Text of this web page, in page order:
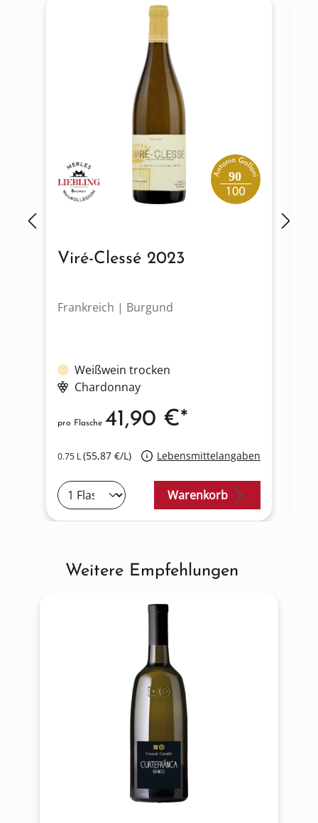
90
Viré-Clessé 2023
Frankreich | Burgund
Weißwein trocken
Chardonnay
0.75 L(55,87 €/L) Lebensmittelangaben
pro Flasche 41,90 €*
Warenkorb
Produktgalerie überspringen
Weitere Empfehlungen